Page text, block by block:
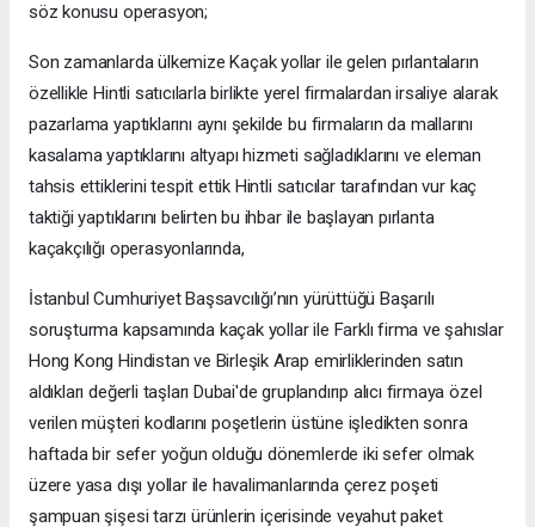
söz konusu operasyon;
Son zamanlarda ülkemize Kaçak yollar ile gelen pırlantaların
özellikle Hintli satıcılarla birlikte yerel firmalardan irsaliye alarak
pazarlama yaptıklarını aynı şekilde bu firmaların da mallarını
kasalama yaptıklarını altyapı hizmeti sağladıklarını ve eleman
tahsis ettiklerini tespit ettik Hintli satıcılar tarafından vur kaç
taktiği yaptıklarını belirten bu ihbar ile başlayan pırlanta
kaçakçılığı operasyonlarında,
İstanbul Cumhuriyet Başsavcılığı’nın yürüttüğü Başarılı
soruşturma kapsamında kaçak yollar ile Farklı firma ve şahıslar
Hong Kong Hindistan ve Birleşik Arap emirliklerinden satın
aldıkları değerli taşları Dubai'de gruplandırıp alıcı firmaya özel
verilen müşteri kodlarını poşetlerin üstüne işledikten sonra
haftada bir sefer yoğun olduğu dönemlerde iki sefer olmak
üzere yasa dışı yollar ile havalimanlarında çerez poşeti
şampuan şişesi tarzı ürünlerin içerisinde veyahut paket